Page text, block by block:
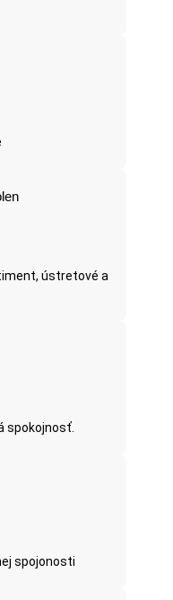
ústretové a
spokojnosť.
spojonosti